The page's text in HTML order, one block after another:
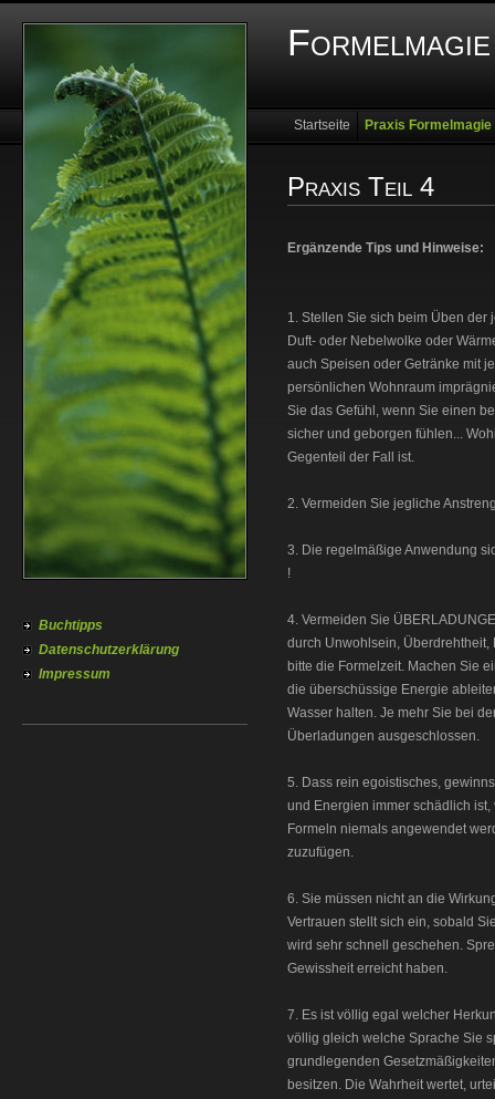
Buchtipps
Datenschutzerklärung
Impressum
Startseite Praxis Formelmagie
Praxis Teil 4
Ergänzende Tips und Hinweise:
1. Stellen Sie sich beim Üben
Duft- oder Nebelwolke oder
auch Speisen oder Getränke mit
persönlichen Wohnraum
Sie das Gefühl, wenn Sie einen
sicher und geborgen fühlen...
Gegenteil der Fall ist.
2. Vermeiden Sie jegliche
3. Die regelmäßige Anwendung
!
4. Vermeiden Sie
durch Unwohlsein,
bitte die Formelzeit. Machen Sie
die überschüssige Energie
Wasser halten. Je mehr Sie bei
Überladungen ausgeschlossen.
5. Dass rein egoistisches,
und Energien immer schädlich
Formeln niemals angewendet
zuzufügen.
6. Sie müssen nicht an die
Vertrauen stellt sich ein, sobald
wird sehr schnell geschehen.
Gewissheit erreicht haben.
7. Es ist völlig egal welcher
völlig gleich welche Sprache Sie
grundlegenden
besitzen. Die Wahrheit wertet,